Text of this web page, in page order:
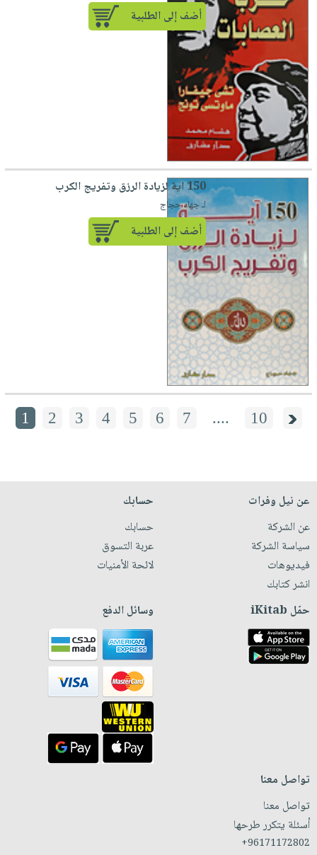
أضف إلى الطلبية
150 اية لزيادة الرزق وتفريج الكرب
لـ جهاد حجاج
أضف إلى الطلبية
1 2 3 4 5 6 7 .... 10
عن نيل وفرات
عن الشركة
سياسة الشركة
فيديوهات
انشر كتابك
حسابك
حسابك
عربة التسوق
لائحة الأمنيات
حمّل iKitab وسائل الدفع
تواصل معنا
تواصل معنا
أسئلة يتكرر طرحها
+96171172802